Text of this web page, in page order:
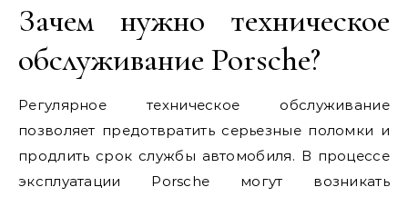
Зачем нужно техническое
обслуживание Porsche?
Регулярное техническое обслуживание
позволяет предотвратить серьезные поломки и
продлить срок службы автомобиля. В процессе
эксплуатации Porsche могут возникать